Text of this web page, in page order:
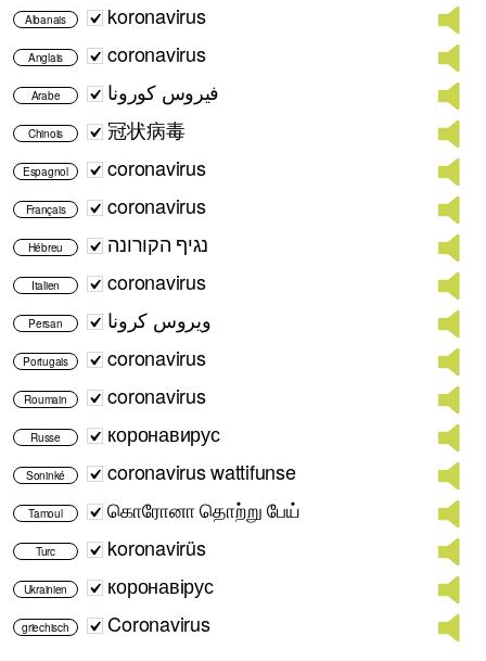
Albanais koronavirus
Anglais coronavirus
Arabe فيروس كورونا
Chinois 冠状病毒
Espagnol coronavirus
Français coronavirus
Hébreu נגיף הקורונה
Italien coronavirus
Persan ویروس کرونا
Portugais coronavirus
Roumain coronavirus
Russe коронавирус
Soninké coronavirus wattifunse
Tamoul கொரோனா தொற்று பேய்
Turc koronavirüs
Ukrainien коронавірус
griechisch Coronavirus